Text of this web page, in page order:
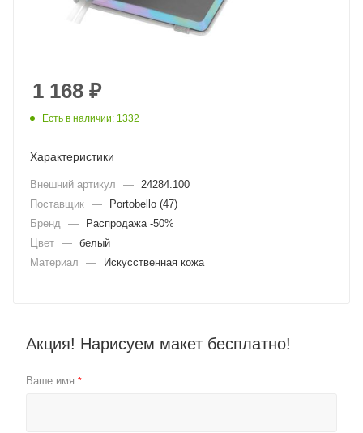
1 168 ₽
Есть в наличии: 1332
Характеристики
Внешний артикул —
24284.100
Поставщик —
Portobello (47)
Бренд
—
Распродажа -50%
Цвет — белый
Материал
— Искусственная кожа
Акция! Нарисуем макет бесплатно!
Ваше имя *